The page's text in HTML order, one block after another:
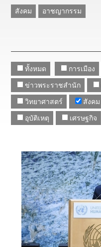
สังคม
อาชญากรรม
ทั้งหมด การเมือง
ข่าวพระราชสำนัก
วิทยาศาสตร์ สังคม
อุบัติเหตุ เศรษฐกิจ